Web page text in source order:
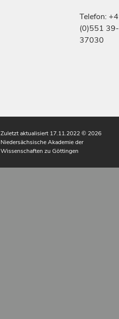
Telefon:
(0)551 39-
37030
Zuletzt aktualisiert 17.11.2022© 2026
Niedersächsische Akademie der
Wissenschaften zu Göttingen